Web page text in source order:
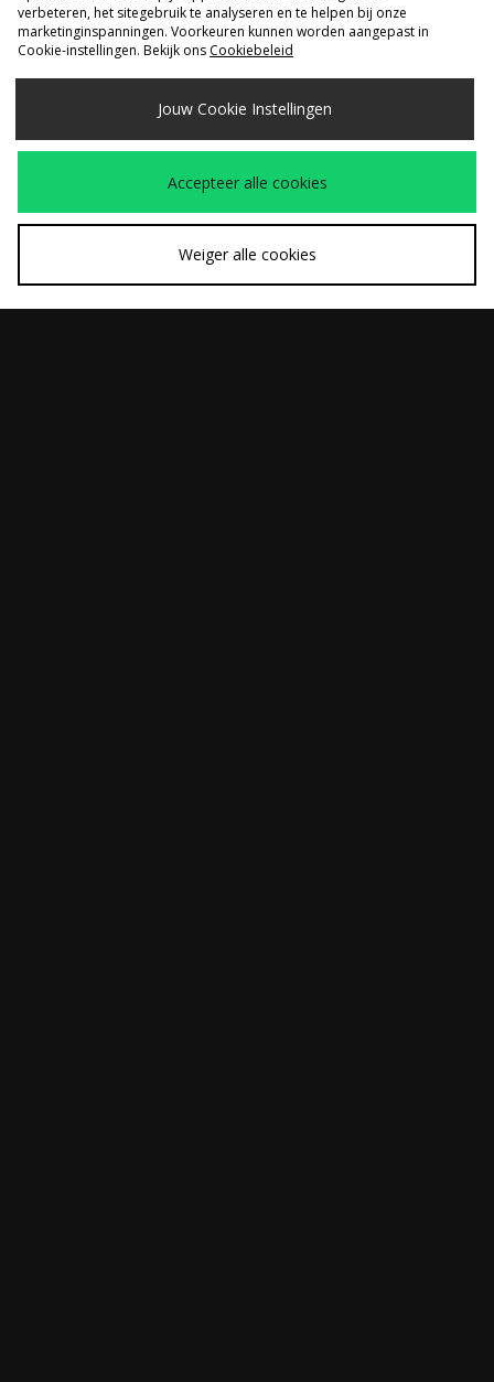
SNEL KOPEN
ASICS GEL-KAYANO
€170,00 ASICS Gel-Kayano 14 €170,00
verbeteren, het sitegebruik te analyseren en te helpen bij onze
marketinginspanningen. Voorkeuren kunnen worden aangepast in
Cookie-instellingen. Bekijk ons Cookiebeleid
Jouw Cookie Instellingen
Accepteer alle cookies
Weiger alle cookies